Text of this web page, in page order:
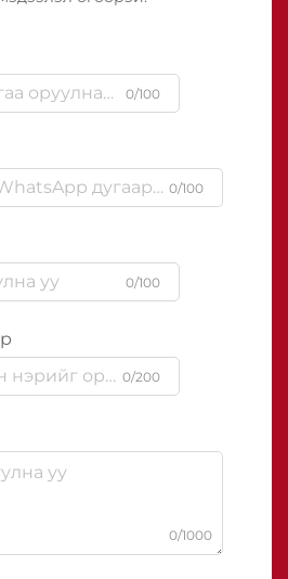
0/100
0/100
0/100
0/200
0/1000